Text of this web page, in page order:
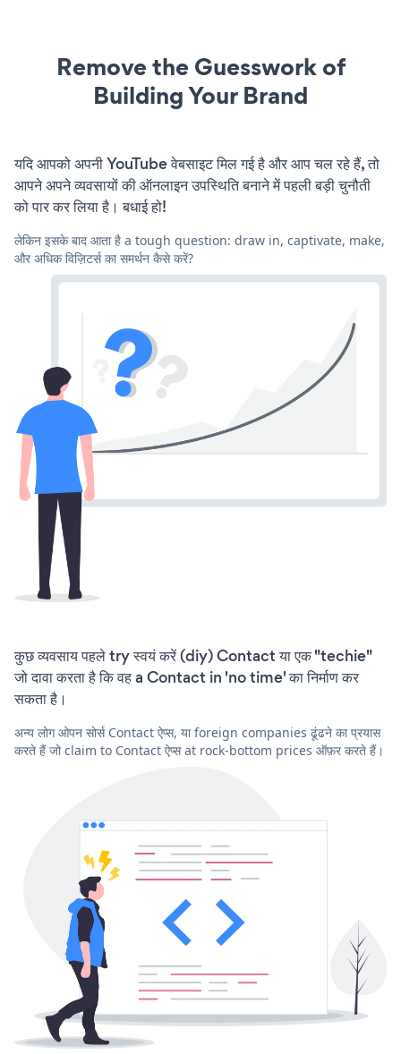
Remove the Guesswork of
Building Your Brand
यदि आपको अपनी YouTube वेबसाइट मिल गई है और आप चल रहे हैं, तो
आपने अपने व्यवसायों की ऑनलाइन उपस्थिति बनाने में पहली बड़ी चुनौती
को पार कर लिया है। बधाई हो!
लेकिन इसके बाद आता है a tough question: draw in, captivate, make,
और अधिक विज़िटर्स का समर्थन कैसे करें?
कुछ व्यवसाय पहले try स्वयं करें (diy) Contact या एक "techie"
जो दावा करता है कि वह a Contact in 'no time' का निर्माण कर
सकता है।
अन्य लोग ओपन सोर्स Contact ऐप्स, या foreign companies ढूंढने का प्रयास
करते हैं जो claim to Contact ऐप्स at rock-bottom prices ऑफ़र करते हैं।